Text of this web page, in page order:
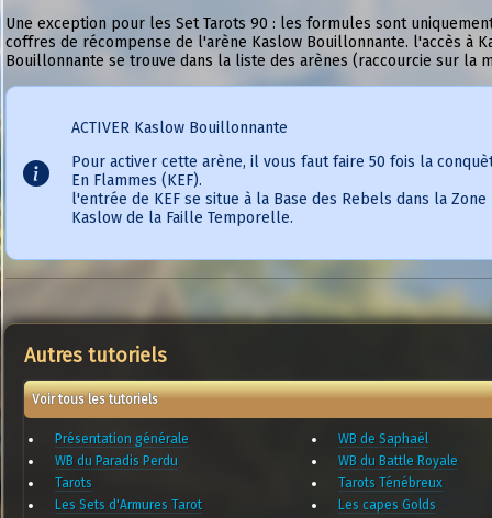
Une exception pour les Set Tarots 90 : les formules sont
coffres de récompense de l'arène Kaslow Bouillonnante. l'accès à
Bouillonnante se trouve dans la liste des arènes (raccourcie sur la
ACTIVER Kaslow Bouillonnante
Pour activer cette arène, il vous faut faire 50 fois la
En Flammes (KEF).
l'entrée de KEF se situe à la Base des Rebels dans la
Kaslow de la Faille Temporelle.
Autres tutoriels
Voir tous les tutoriels
Présentation générale
WB de Saphaël
WB du Paradis Perdu
WB du Battle Royale
Tarots
Tarots Ténébreux
Les Sets d'Armures Tarot
Les capes Golds